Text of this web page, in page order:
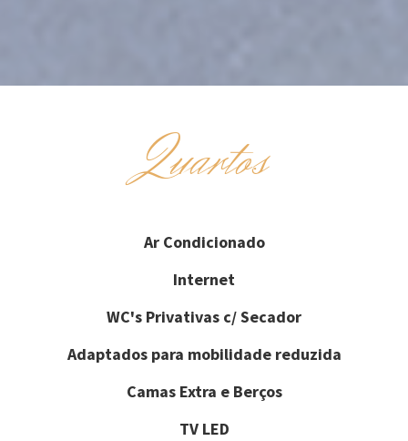
Quartos
Ar Condicionado
Internet
WC's Privativas c/ Secador
Adaptados para mobilidade reduzida
Camas Extra e Berços
TV LED